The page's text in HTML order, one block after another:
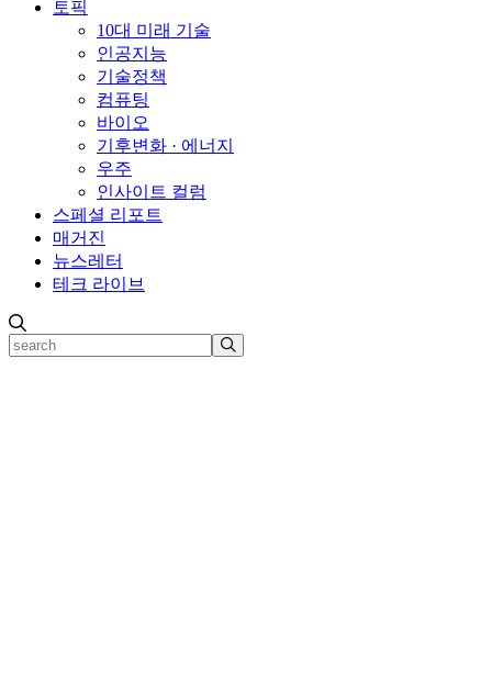
토픽
10대 미래 기술
인공지능
기술정책
컴퓨팅
바이오
기후변화 · 에너지
우주
인사이트 컬럼
스페셜 리포트
매거진
뉴스레터
테크 라이브